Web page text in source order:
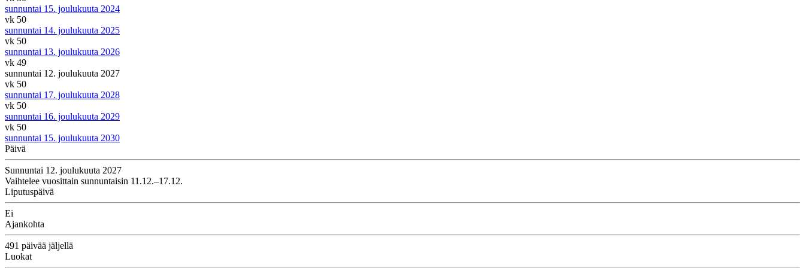
sunnuntai 15. joulukuuta 2024
vk 50
sunnuntai 14. joulukuuta 2025
vk 50
sunnuntai 13. joulukuuta 2026
vk 49
sunnuntai 12. joulukuuta 2027
vk 50
sunnuntai 17. joulukuuta 2028
vk 50
sunnuntai 16. joulukuuta 2029
vk 50
sunnuntai 15. joulukuuta 2030
Päivä
Sunnuntai 12. joulukuuta 2027
Vaihtelee vuosittain sunnuntaisin 11.12.–17.12.
Liputuspäivä
Ei
Ajankohta
491 päivää jäljellä
Luokat